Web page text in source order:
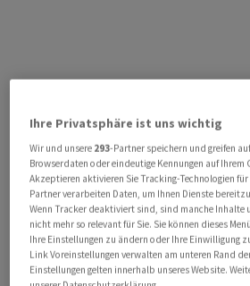
Ihre Privatsphäre ist uns wichtig
Wir und unsere 293-Partner speichern und greifen
Browserdaten oder eindeutige Kennungen auf Ihrem
Akzeptieren aktivieren Sie Tracking-Technologien
Partner verarbeiten Daten, um Ihnen Dienste
Wenn Tracker deaktiviert sind, sind manche Inhalte
nicht mehr so relevant für Sie. Sie können dieses
Ihre Einstellungen zu ändern oder Ihre Einwilligung
Link Voreinstellungen verwalten am unteren Rand
Einstellungen gelten innerhalb unseres Website.